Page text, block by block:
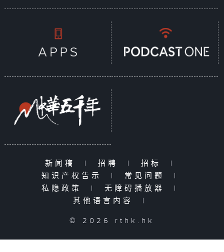
新闻稿 | 招聘 | 招标
|
知识产权告示
| 常见问题
|
私隐政策
| 无障碍播放器
|
其他语言内容
|
© 2026 rthk.hk